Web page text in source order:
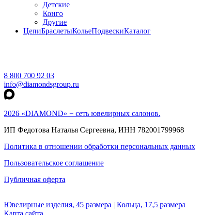
Детские
Конго
Другие
ЦепиБраслетыКольеПодвескиКаталог
8 800 700 92 03
info@diamondsgroup.ru
2026 «DIAMOND» − сеть ювелирных салонов.
ИП Федотова Наталья Сергеевна, ИНН 782001799968
Политика в отношении обработки персональных данных
Пользовательское соглашение
Публичная оферта
Ювелирные изделия, 45 размера | Кольца, 17,5 размера
Карта сайта